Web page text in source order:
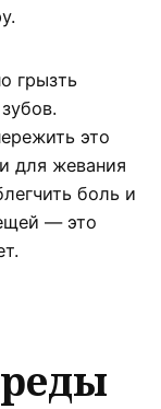
грызть
это
для жевания
боль и
— это